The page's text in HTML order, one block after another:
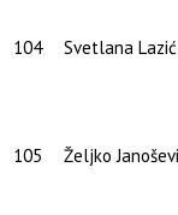
104 Svetlana Lazić
105 Željko